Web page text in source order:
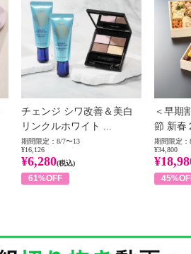
チェンジ シワ改善＆美白
リンクルホワイト ...
期間限定：8/7〜13
¥16,126
¥6,280(税込)
61%OFF
＜早期
節 新春
期間限定：
¥34,800